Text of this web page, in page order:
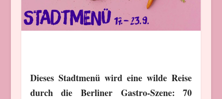
Dieses Stadtmenü wird eine wilde Reise
durch die Berliner Gastro-Szene: 70